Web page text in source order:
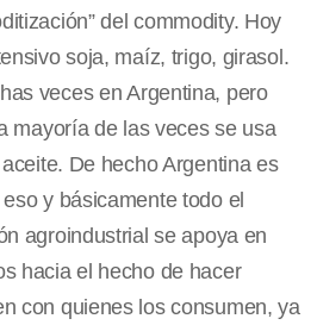
del commodity. Hoy
soja, maíz, trigo, girasol.
veces en Argentina, pero
mayoría de las veces se usa
De hecho Argentina es
y básicamente todo el
agroindustrial se apoya en
hacia el hecho de hacer
con quienes los consumen, ya